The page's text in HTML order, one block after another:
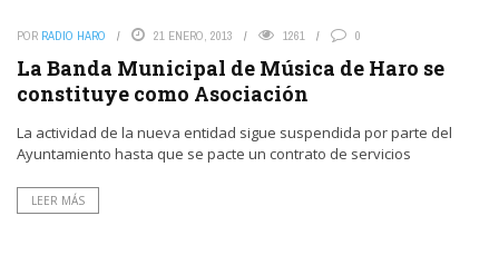
POR RADIO HARO 21 ENERO, 2013 1261 0
La Banda Municipal de Música de Haro se
constituye como Asociación
La actividad de la nueva entidad sigue suspendida por parte del
Ayuntamiento hasta que se pacte un contrato de servicios
LEER MÁS